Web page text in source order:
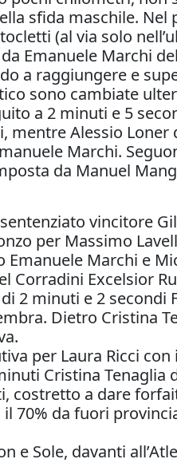
sfida maschile.
(al via solo
Emanuele Marchi
a raggiungere e
sono cambiate
a 2 minuti e 5
Alessio Loner
Marchi.
da Manuel
vincitore
per Massimo
Marchi e
Corradini Excelsior
2 minuti e 2 secondi
Dietro Cristina
per Laura Ricci
Cristina
a dare
70% da fuori
Sole, davanti